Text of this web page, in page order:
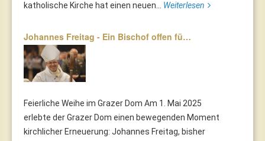
katholische Kirche hat einen neuen... Weiterlesen
Johannes Freitag - Ein Bischof offen fü…
Feierliche Weihe im Grazer Dom Am 1. Mai 2025
erlebte der Grazer Dom einen bewegenden Moment
kirchlicher Erneuerung: Johannes Freitag, bisher